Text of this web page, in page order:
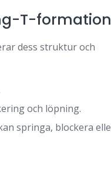
T-
dess struktur och
och löpning.
springa, blockera